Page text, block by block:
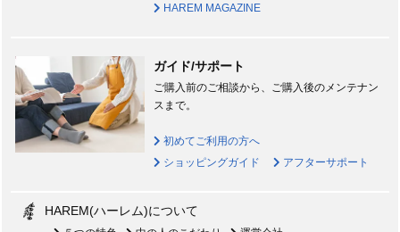
HAREM MAGAZINE
ガイド/サポート
ご購入前のご相談から、ご購入後のメンテナン
スまで。
初めてご利用の方へ
ショッピングガイド
アフターサポート
HAREM(ハーレム)について